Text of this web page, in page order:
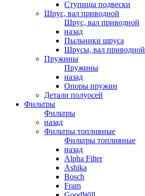
Ступицы подвески
Шрус, вал приводной
Шрус, вал приводной
назад
Пыльники шруса
Шрусы, вал приводной
Пружины
Пружины
назад
Опоры пружин
Детали полуосей
Фильтры
Фильтры
назад
Фильтры топливные
Фильтры топливные
назад
Alpha Filter
Ashika
Bosch
Fram